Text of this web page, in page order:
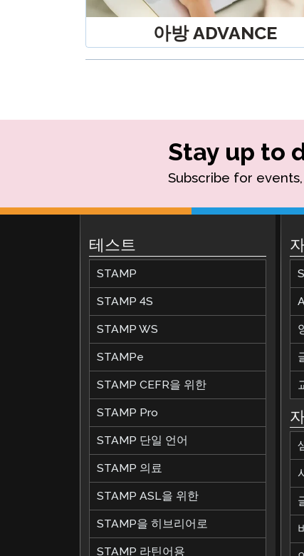
아방 ADVANCE
Stay up to
Subscribe for
테스트
STAMP
STAMP 4S
STAMP WS
STAMPe
STAMP CEFR을 위한
STAMP Pro
STAMP 단일 언어
STAMP 의료
STAMP ASL을 위한
STAMP을 히브리어로
STAMP 라틴어용